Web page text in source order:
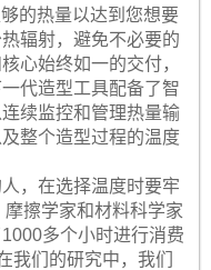
的热量以达到您想要
辐射，避免不必要的
心始终如一的交付，
代造型工具配备了智
续监控和管理热量输
整个造型过程的温度
，在选择温度时要牢
擦学家和材料科学家
多个小时进行消费
我们的研究中，我们